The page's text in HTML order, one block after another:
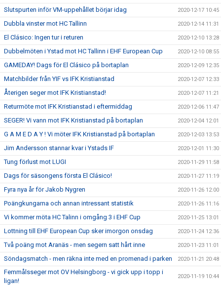
Slutspurten inför VM-uppehållet börjar idag 2020-12-17 10:45
Dubbla vinster mot HC Tallinn 2020-12-14 11:31
El Clásico: Ingen tur i returen 2020-12-10 13:28
Dubbelmöten i Ystad mot HC Tallinn i EHF European Cup 2020-12-10 08:55
GAMEDAY! Dags för El Clásico på bortaplan 2020-12-09 12:35
Matchbilder från YIF vs IFK Kristianstad 2020-12-07 12:33
Återigen seger mot IFK Kristianstad! 2020-12-07 11:21
Returmöte mot IFK Kristianstad i eftermiddag 2020-12-06 11:47
SEGER! Vi vann mot IFK Kristianstad på bortaplan 2020-12-04 12:01
G A M E D A Y ! Vi möter IFK Kristianstad på bortaplan 2020-12-03 13:53
Jim Andersson stannar kvar i Ystads IF 2020-12-01 11:30
Tung förlust mot LUGI 2020-11-29 11:58
Dags för säsongens första El Clásico! 2020-11-27 11:19
Fyra nya år för Jakob Nygren 2020-11-26 12:00
Poängkungarna och annan intressant statistik 2020-11-26 11:16
Vi kommer möta HC Talinn i omgång 3 i EHF Cup 2020-11-25 13:01
Lottning till EHF European Cup sker imorgon onsdag 2020-11-24 12:36
Två poäng mot Aranäs - men segern satt hårt inne 2020-11-23 11:01
Söndagsmatch - men räkna inte med en promenad i parken 2020-11-21 20:48
Femmålsseger mot OV Helsingborg - vi gick upp i topp i
ligan!
2020-11-19 10:44